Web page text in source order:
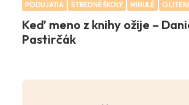
PODUJATIA STREDNÉ ŠKOLY MINULÉ O
Keď meno z knihy ožije –
Pastirčák